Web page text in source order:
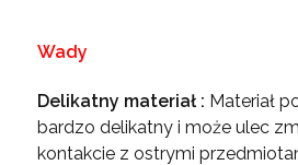
Wady
Delikatny materiał : Materiał
bardzo delikatny i może ulec
kontakcie z ostrymi